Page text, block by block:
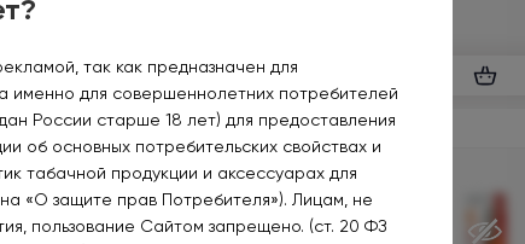
так как предназначен для
именно для совершеннолетних потребителей
России старше 18 лет) для предоставления
об основных потребительских свойствах и
табачной продукции и аксессуарах для
«О защите прав Потребителя»). Лицам, не
пользование Сайтом запрещено. (ст. 20 ФЗ